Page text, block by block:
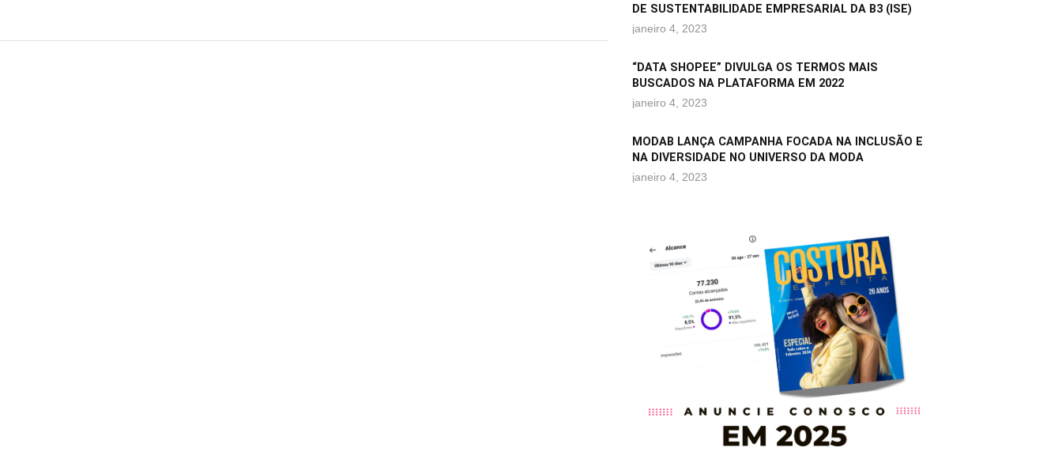
DE SUSTENTABILIDADE EMPRESARIAL DA B3 (ISE)
janeiro 4, 2023
“DATA SHOPEE” DIVULGA OS TERMOS MAIS
BUSCADOS NA PLATAFORMA EM 2022
janeiro 4, 2023
MODAB LANÇA CAMPANHA FOCADA NA INCLUSÃO E
NA DIVERSIDADE NO UNIVERSO DA MODA
janeiro 4, 2023